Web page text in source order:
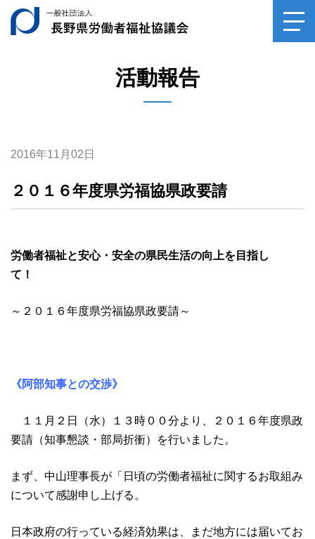
一般社団法人長野
活動報告
2016年11月02日
２０１６年度県労福協県政要請
労働者福祉と安心・安全の県民生活の向上を目指し
て！
～２０１６年度県労福協県政要請～
《阿部知事との交渉》
１１月２日（水）１３時００分より、２０１６年度県政
要請（知事懇談・部局折衝）を行いました。
まず、中山理事長が「日頃の労働者福祉に関するお取組み
について感謝申し上げる。
日本政府の行っている経済効果は、まだ地方には届いてお